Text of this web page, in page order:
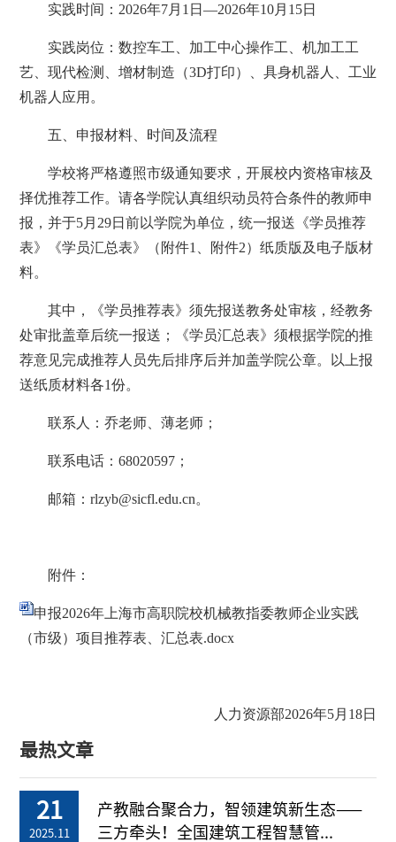
实践时间：2026年7月1日—2026年10月15日
实践岗位：数控车工、加工中心操作工、机加工工
艺、现代检测、增材制造（3D打印）、具身机器人、工业
机器人应用。
五、申报材料、时间及流程
学校将严格遵照市级通知要求，开展校内资格审核及
择优推荐工作。请各学院认真组织动员符合条件的教师申
报，并于5月29日前以学院为单位，统一报送《学员推荐
表》《学员汇总表》（附件1、附件2）纸质版及电子版材
料。
其中，《学员推荐表》须先报送教务处审核，经教务
处审批盖章后统一报送；《学员汇总表》须根据学院的推
荐意见完成推荐人员先后排序后并加盖学院公章。以上报
送纸质材料各1份。
联系人：乔老师、薄老师；
联系电话：68020597；
邮箱：rlzyb@sicfl.edu.cn。
附件：
申报2026年上海市高职院校机械教指委教师企业实践
（市级）项目推荐表、汇总表.docx
人力资源部2026年5月18日
最热文章
21
2025.11
产教融合聚合力，智领建筑新生态——
三方牵头！全国建筑工程智慧管...